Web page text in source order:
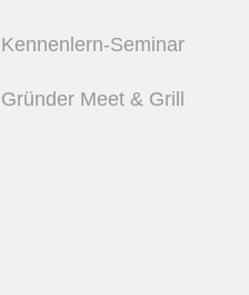
Kennenlern-Seminar
Gründer Meet & Grill